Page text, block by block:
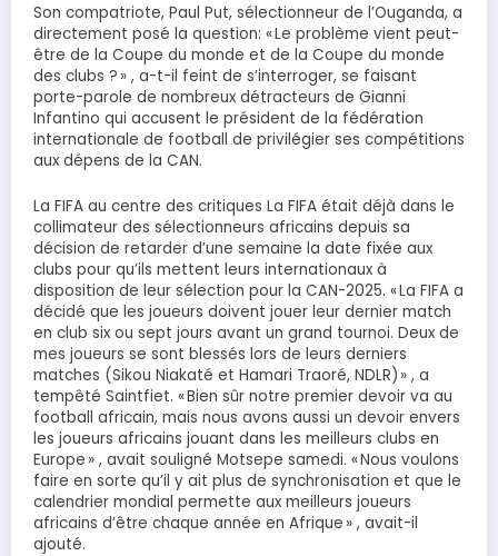
Son compatriote, Paul Put, sélectionneur de l’Ouganda, a
directement posé la question: « Le problème vient peut-
être de la Coupe du monde et de la Coupe du monde
des clubs ? » , a-t-il feint de s’interroger, se faisant
porte-parole de nombreux détracteurs de Gianni
Infantino qui accusent le président de la fédération
internationale de football de privilégier ses compétitions
aux dépens de la CAN.
La FIFA au centre des critiques La FIFA était déjà dans le
collimateur des sélectionneurs africains depuis sa
décision de retarder d’une semaine la date fixée aux
clubs pour qu’ils mettent leurs internationaux à
disposition de leur sélection pour la CAN-2025. « La FIFA a
décidé que les joueurs doivent jouer leur dernier match
en club six ou sept jours avant un grand tournoi. Deux de
mes joueurs se sont blessés lors de leurs derniers
matches (Sikou Niakaté et Hamari Traoré, NDLR) » , a
tempêté Saintfiet. « Bien sûr notre premier devoir va au
football africain, mais nous avons aussi un devoir envers
les joueurs africains jouant dans les meilleurs clubs en
Europe » , avait souligné Motsepe samedi. « Nous voulons
faire en sorte qu’il y ait plus de synchronisation et que le
calendrier mondial permette aux meilleurs joueurs
africains d’être chaque année en Afrique » , avait-il
ajouté.